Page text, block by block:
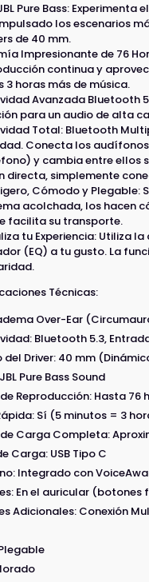
Pure Bass:
los escenarios
de 40 mm.
Impresionante de 76
continua y
3 horas más de música.
Avanzada Bluetooth
para un audio de alta
Total: Bluetooth
Conecta los
y cambia entre ellos
directa, simplemente
Cómodo y
acolchada, los hacen
facilita su transporte.
tu Experiencia: Utiliza
(EQ) a tu gusto. La
Técnicas:
Over-Ear
Bluetooth 5.3,
del Driver: 40 mm
Pure Bass Sound
Reproducción: Hasta 76
Sí (5 minutos = 3
Carga Completa:
Carga: USB Tipo C
Integrado con
En el auricular (botones
Adicionales: Conexión